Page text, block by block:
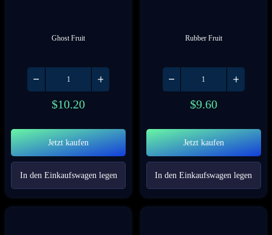
Ghost Fruit
$10.20
Jetzt kaufen
In den Einkaufswagen legen
Rubber Fruit
$9.60
Jetzt kaufen
In den Einkaufswagen legen